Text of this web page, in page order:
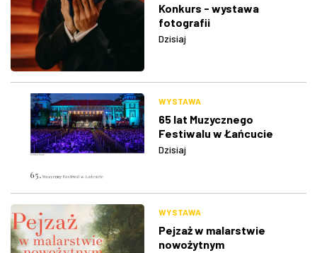
Konkurs - wystawa
fotografii
Dzisiaj
WYSTAWA
65 lat Muzycznego
Festiwalu w Łańcucie
Dzisiaj
WYSTAWA
Pejzaż w malarstwie
nowożytnym